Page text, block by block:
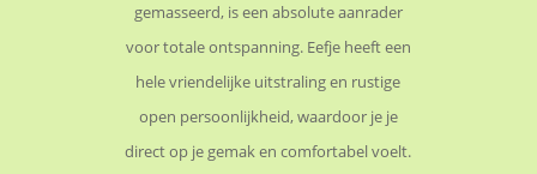
gemasseerd, is een absolute aanrader
voor totale ontspanning. Eefje heeft een
hele vriendelijke uitstraling en rustige
open persoonlijkheid, waardoor je je
direct op je gemak en comfortabel voelt.